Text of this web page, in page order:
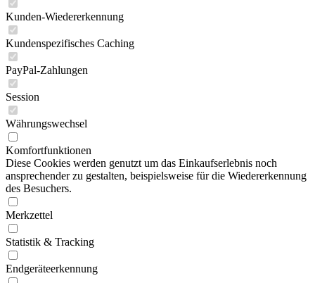
Kunden-Wiedererkennung
Kundenspezifisches Caching
PayPal-Zahlungen
Session
Währungswechsel
Komfortfunktionen
Diese Cookies werden genutzt um das Einkaufserlebnis noch
ansprechender zu gestalten, beispielsweise für die Wiedererkennung
des Besuchers.
Merkzettel
Statistik & Tracking
Endgeräteerkennung